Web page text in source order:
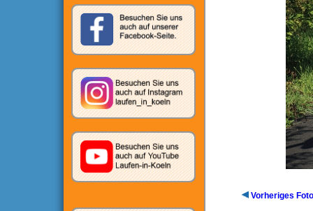
Vorheriges Foto